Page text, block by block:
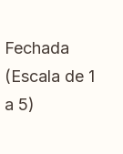
Fechada
(Escala de 1
a 5)